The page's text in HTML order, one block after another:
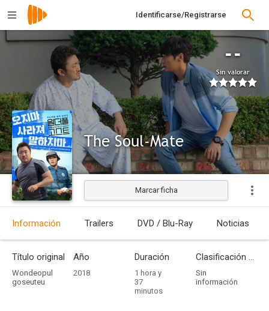
Identificarse/Registrarse
--
Sin valorar
The Soul-Mate
Estrenada
Marcar ficha
Información Trailers DVD / Blu-Ray Noticias
Título original
Wondeopul
goseuteu
Año
2018
Duración
1 hora y
37
minutos
Clasificación por edades
Sin
información